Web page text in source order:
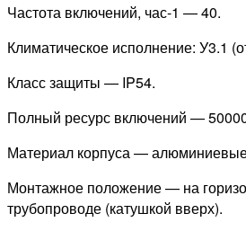
Частота включений, час-1 — 40.
Климатическое исполнение: У3.1
Класс защиты — IP54.
Полный ресурс включений —
Материал корпуса —
Монтажное положение — на
трубопроводе (катушкой вверх).